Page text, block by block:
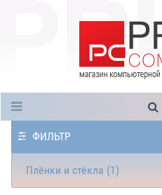
ФИЛЬТР
Плёнки и стёкла (1)